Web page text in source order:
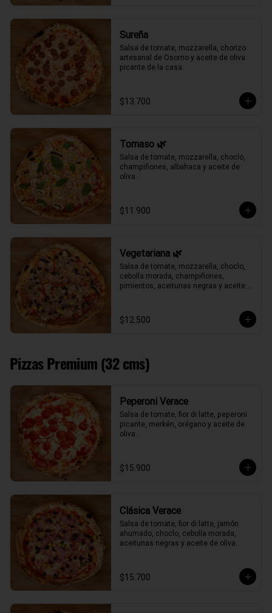
Sureña
Salsa de tomate, mozzarella, chorizo
artesanal de Osorno y aceite de oliva
picante de la casa.
$13.700
Tomaso 🌿
Salsa de tomate, mozzarella, choclo,
champiñones, albahaca y aceite de
oliva.
$11.900
Vegetariana 🌿
Salsa de tomate, mozzarella, choclo,
cebolla morada, champiñones,
pimientos, aceitunas negras y aceite
$12.500
Pizzas Premium (32 cms)
Peperoni Verace
Salsa de tomate, fior di latte, peperoni
picante, merkén, orégano y aceite de
oliva.
$15.900
Clásica Verace
Salsa de tomate, fior di latte, jamón
ahumado, choclo, cebolla morada,
aceitunas negras y aceite de oliva.
$15.700